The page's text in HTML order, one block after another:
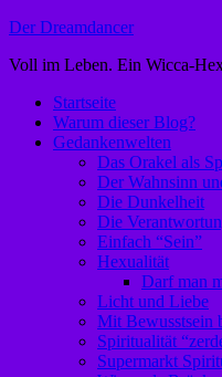
Zum
springen
Der Dreamdancer
Voll im Leben. Ein Wicca-
Startseite
Warum dieser Blog?
Gedankenwelten
Das Orakel als
Der Wahnsinn
Die Dunkelheit
Die
Einfach “Sein”
Hexualität
Darf man
Licht und Liebe
Mit Bewusstsein
Spiritualität
Supermarkt